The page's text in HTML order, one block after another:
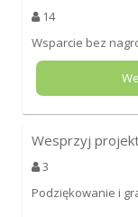
14
Wsparcie bez
Wesprzyj
3
Podziękowanie i